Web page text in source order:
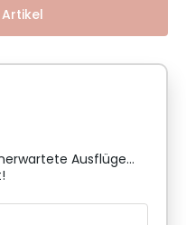
Ausflüge...